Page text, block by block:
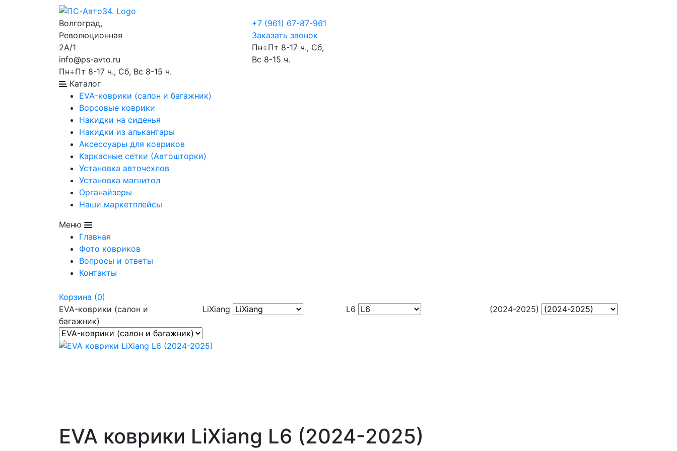
Волгоград,
Революционная
2А/1
info@ps-avto.ru
+7 (961) 67-87-961
Заказать звонок
Пн÷Пт 8-17 ч., Сб,
Вс 8-15 ч.
Пн÷Пт 8-17 ч., Сб, Вс 8-15 ч.
Каталог
EVA-коврики (салон и багажник)
Ворсовые коврики
Накидки на сиденья
Накидки из алькантары
Аксессуары для ковриков
Каркасные сетки (Автошторки)
Установка авточехлов
Установка магнитол
Органайзеры
Наши маркетплейсы
Меню
Главная
Фото ковриков
Вопросы и ответы
Контакты
Корзина (0)
EVA-коврики (салон и
багажник)
LiXiang L6 (2024-2025)
EVA коврики LiXiang L6 (2024-2025)